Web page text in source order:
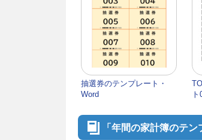
抽選券のテンプレート・
Word
「年間の家計簿のテ